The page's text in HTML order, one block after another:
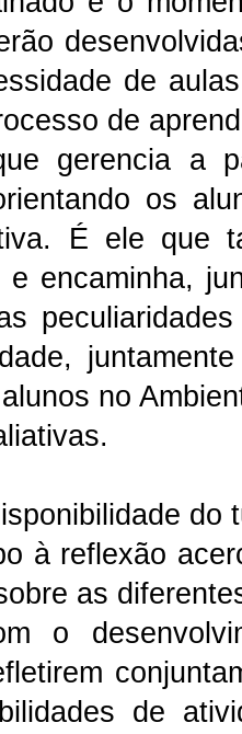
de
de
gerencia a
os
É ele que
e encaminha,
no
à reflexão
as
o
de